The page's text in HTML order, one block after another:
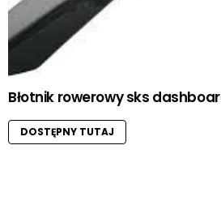
Błotnik rowerowy sks
DOSTĘPNY TUTAJ